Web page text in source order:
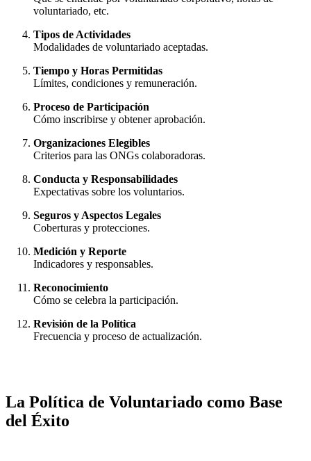
voluntariado, etc.
Tipos de Actividades
Modalidades de voluntariado aceptadas.
Tiempo y Horas Permitidas
Límites, condiciones y remuneración.
Proceso de Participación
Cómo inscribirse y obtener aprobación.
Organizaciones Elegibles
Criterios para las ONGs colaboradoras.
Conducta y Responsabilidades
Expectativas sobre los voluntarios.
Seguros y Aspectos Legales
Coberturas y protecciones.
Medición y Reporte
Indicadores y responsables.
Reconocimiento
Cómo se celebra la participación.
Revisión de la Política
Frecuencia y proceso de actualización.
La Política de Voluntariado como Base
del Éxito